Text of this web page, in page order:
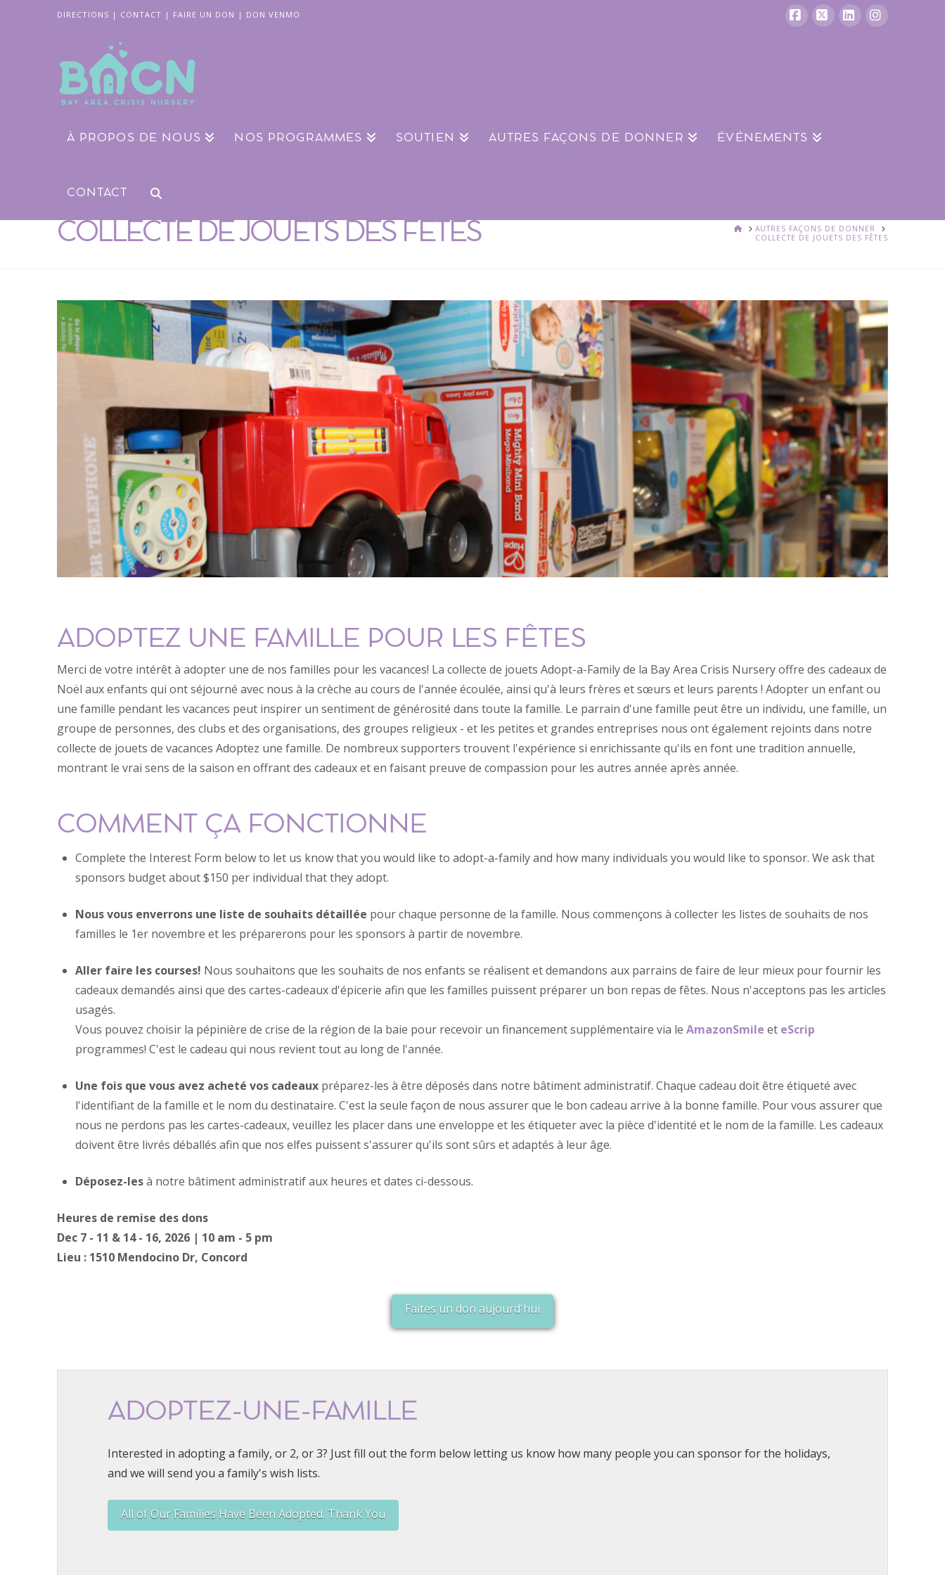
DIRECTIONS | CONTACT | FAIRE UN DON | DON VENMO
À PROPOS DE NOUS NOS PROGRAMMES SOUTIEN AUTRES FAÇONS DE DONNER ÉVÉNEMENTS
CONTACT
COLLECTE DE JOUETS DES FÊTES ACCUEIL
AUTRES FAÇONS DE DONNER
COLLECTE DE JOUETS DES FÊTES
ADOPTEZ UNE FAMILLE POUR LES FÊTES
Merci de votre intérêt à adopter une de nos familles pour les vacances! La collecte de jouets Adopt-a-Family de la Bay Area Crisis Nursery offre des cadeaux de
Noël aux enfants qui ont séjourné avec nous à la crèche au cours de l'année écoulée, ainsi qu'à leurs frères et sœurs et leurs parents ! Adopter un enfant ou
une famille pendant les vacances peut inspirer un sentiment de générosité dans toute la famille. Le parrain d'une famille peut être un individu, une famille, un
groupe de personnes, des clubs et des organisations, des groupes religieux - et les petites et grandes entreprises nous ont également rejoints dans notre
collecte de jouets de vacances Adoptez une famille. De nombreux supporters trouvent l'expérience si enrichissante qu'ils en font une tradition annuelle,
montrant le vrai sens de la saison en offrant des cadeaux et en faisant preuve de compassion pour les autres année après année.
COMMENT ÇA FONCTIONNE
Complete the Interest Form below to let us know that you would like to adopt-a-family and how many individuals you would like to sponsor. We ask that
sponsors budget about $150 per individual that they adopt.
Nous vous enverrons une liste de souhaits détaillée pour chaque personne de la famille. Nous commençons à collecter les listes de souhaits de nos
familles le 1er novembre et les préparerons pour les sponsors à partir de novembre.
Aller faire les courses! Nous souhaitons que les souhaits de nos enfants se réalisent et demandons aux parrains de faire de leur mieux pour fournir les
cadeaux demandés ainsi que des cartes-cadeaux d'épicerie afin que les familles puissent préparer un bon repas de fêtes. Nous n'acceptons pas les articles
usagés.
Vous pouvez choisir la pépinière de crise de la région de la baie pour recevoir un financement supplémentaire via leAmazonSmile et eScrip
programmes! C'est le cadeau qui nous revient tout au long de l'année.
Une fois que vous avez acheté vos cadeaux préparez-les à être déposés dans notre bâtiment administratif. Chaque cadeau doit être étiqueté avec
l'identifiant de la famille et le nom du destinataire. C'est la seule façon de nous assurer que le bon cadeau arrive à la bonne famille. Pour vous assurer que
nous ne perdons pas les cartes-cadeaux, veuillez les placer dans une enveloppe et les étiqueter avec la pièce d'identité et le nom de la famille. Les cadeaux
doivent être livrés déballés afin que nos elfes puissent s'assurer qu'ils sont sûrs et adaptés à leur âge.
Déposez-lesà notre bâtiment administratif aux heures et dates ci-dessous.
Heures de remise des dons
Dec 7 - 11 & 14 - 16, 2026 | 10 am - 5 pm
Lieu : 1510 Mendocino Dr, Concord
Faites un don aujourd'hui
ADOPTEZ-UNE-FAMILLE
Interested in adopting a family, or 2, or 3? Just fill out the form below letting us know how many people you can sponsor for the holidays,
and we will send you a family's wish lists.
All of Our Families Have Been Adopted. Thank You